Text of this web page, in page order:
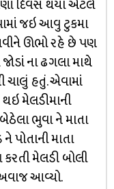
દિવસ થયા એટલે
જઇ આવુ ટુકમા
ઊભો રહે છે પણ
ના ઢગલા માથે
ચાલું હતું. એવામાં
મેલડીમાની
ભુવા ને માતા
માતા
મેલડી બોલી
આવ્યો.